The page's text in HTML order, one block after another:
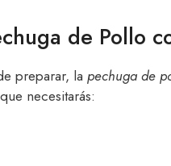
de Pollo
preparar, la pechuga de
necesitarás: